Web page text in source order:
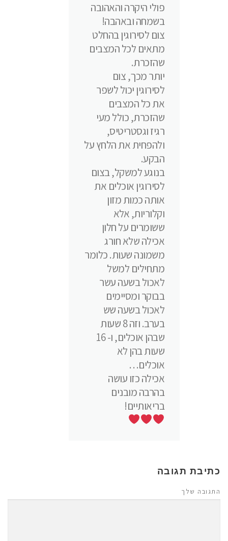
פולי היקרה והאהובה
בשמחה ובאהבה!
צום לסירוגין בהחלט
מתאים לכל המצבים
שהזכרת.
יותר מכך, צום
לסירוגין יכול לשפר
את כל המצבים
שהזכרת, כולל מעי
רגיז וגסטריטיס,
ולהפחית את הלחץ על
הבקע.
בנוגע למשקל, בצום
לסירוגין אוכלים את
אותה כמות מזון
וקלוריות, אלא
ששומרים על חלון
אכילה שלא חורג
משמונה שעות. כלומר
מתחילים למשל
לאכול בשעה עשר
בבוקר ומסיימים
לאכול בשעה שש
בערב. וזה 8 שעות
שבהן אוכלים, ו- 16
שעות בהן לא
אוכלים…
אכילה כזו עושה
בהרבה מובנים
בריאותיים!
כתיבת תגובה
התגובה שלך